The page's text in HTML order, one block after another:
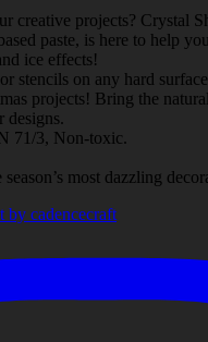
creative projects? Crystal
paste, is here to help
ice effects!
stencils on any hard
projects! Bring the
designs.
71/3, Non-toxic.
most dazzling
by cadencecraft